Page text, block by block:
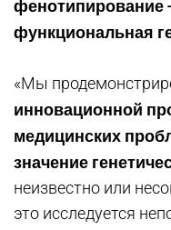
фенотипирование
функциональная
«Мы
инновационной
медицинских
значение
неизвестно или
это исследуется